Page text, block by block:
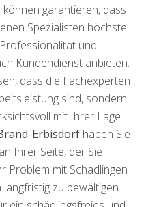
garantieren, dass
Spezialisten höchste
und
Kundendienst anbieten.
dass die Fachexperten
sind, sondern
mit Ihrer Lage
Erbisdorf haben Sie
Ihrer Seite, der Sie
Problem mit Schädlingen
zu bewältigen.